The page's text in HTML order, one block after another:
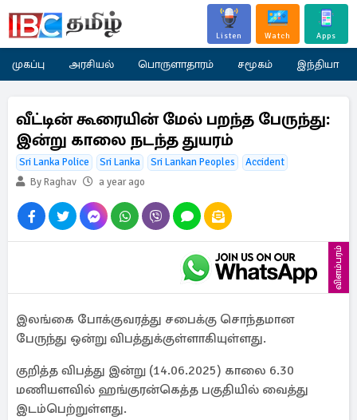
Listen Watch Apps
முகப்பு அரசியல் பொருளாதாரம் சமூகம் இந்தியா
வீட்டின் கூரையின் மேல் பறந்த பேருந்து:
இன்று காலை நடந்த துயரம்
Sri Lanka Police Sri Lanka Sri Lankan Peoples
Accident
By Raghav
a year ago
விளம்பரம்
இலங்கை போக்குவரத்து சபைக்கு சொந்தமான
பேருந்து ஒன்று விபத்துக்குள்ளாகியுள்ளது.
குறித்த விபத்து இன்று (14.06.2025) காலை 6.30
மணியளவில் ஹங்குரன்கெத்த பகுதியில் வைத்து
இடம்பெற்றுள்ளது.